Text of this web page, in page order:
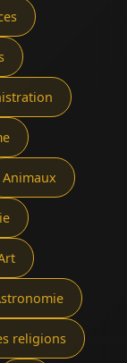
Animaux
religions